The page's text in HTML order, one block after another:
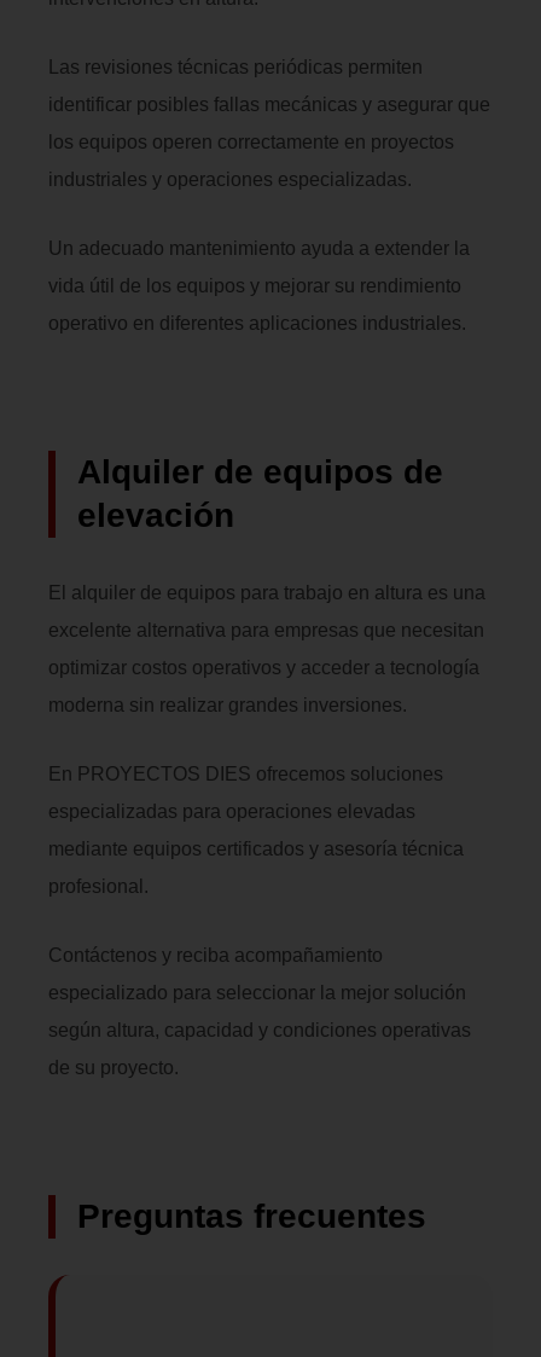
Las revisiones técnicas periódicas permiten
identificar posibles fallas mecánicas y asegurar que
los equipos operen correctamente en proyectos
industriales y operaciones especializadas.
Un adecuado mantenimiento ayuda a extender la
vida útil de los equipos y mejorar su rendimiento
operativo en diferentes aplicaciones industriales.
Alquiler de equipos de
elevación
El alquiler de equipos para trabajo en altura es una
excelente alternativa para empresas que necesitan
optimizar costos operativos y acceder a tecnología
moderna sin realizar grandes inversiones.
En PROYECTOS DIES ofrecemos soluciones
especializadas para operaciones elevadas
mediante equipos certificados y asesoría técnica
profesional.
Contáctenos y reciba acompañamiento
especializado para seleccionar la mejor solución
según altura, capacidad y condiciones operativas
de su proyecto.
Preguntas frecuentes